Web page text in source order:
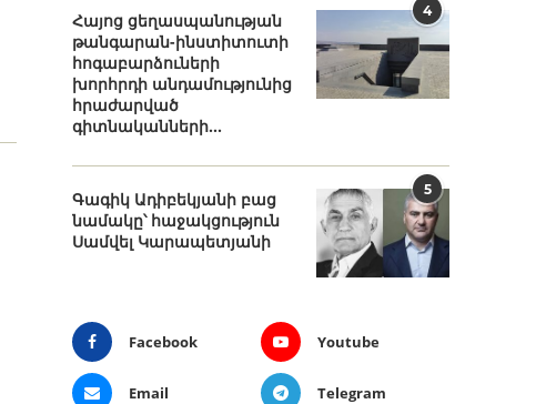
4
Հայոց ցեղասպանության
թանգարան-ինստիտուտի
հոգաբարձուների
խորհրդի անդամությունից
հրաժարված
գիտնականների...
5
Գագիկ Ադիբեկյանի բաց
նամակը՝ հաջակցություն
Սամվել Կարապետյանի
Facebook Youtube
Email Telegram